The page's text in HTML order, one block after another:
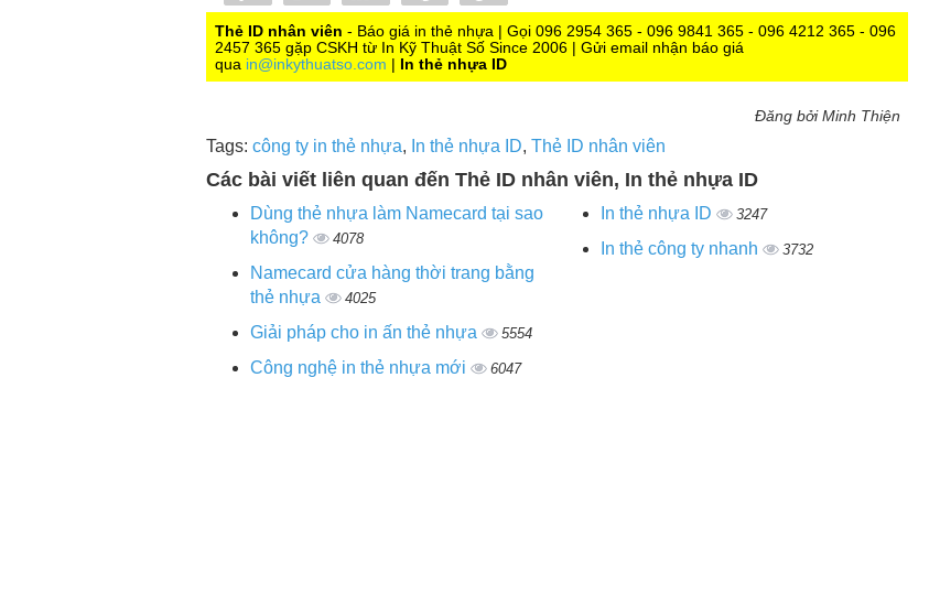
0
Thẻ ID nhân viên - Báo giá in thẻ nhựa | Gọi 096 2954 365 - 096 9841 365 - 096 4212 365 - 096
2457 365 gặp CSKH từ In Kỹ Thuật Số Since 2006 | Gửi email nhận báo giá
qua in@inkythuatso.com | In thẻ nhựa ID
Đăng bởi Minh Thiện
Tags: công ty in thẻ nhựa, In thẻ nhựa ID, Thẻ ID nhân viên
Các bài viết liên quan đến Thẻ ID nhân viên, In thẻ nhựa ID
Dùng thẻ nhựa làm Namecard tại sao
không?
4078
Namecard cửa hàng thời trang bằng
thẻ nhựa
4025
Giải pháp cho in ấn thẻ nhựa 5554
Công nghệ in thẻ nhựa mới 6047
In thẻ nhựa ID 3247
In thẻ công ty nhanh 3732